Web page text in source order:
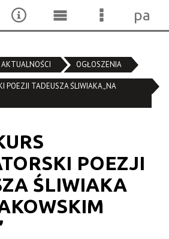
AKTUALNOŚCI OGŁOSZENIA
POEZJI TADEUSZA ŚLIWIAKA „NA
POEZJI
ŚLIWIAKA
Narzędzia
MenuMenu